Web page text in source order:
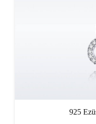
925